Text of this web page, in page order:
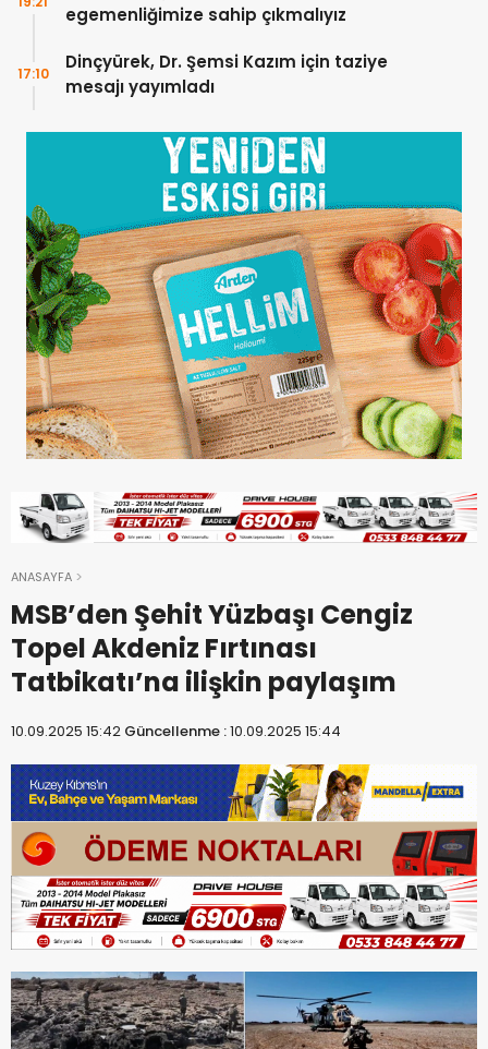
egemenliğimize sahip çıkmalıyız
Dinçyürek, Dr. Şemsi Kazım için taziye
mesajı yayımladı
17:10
ANASAYFA
MSB’den Şehit Yüzbaşı Cengiz
Topel Akdeniz Fırtınası
Tatbikatı’na ilişkin paylaşım
10.09.2025 15:42 Güncellenme :10.09.2025 15:44